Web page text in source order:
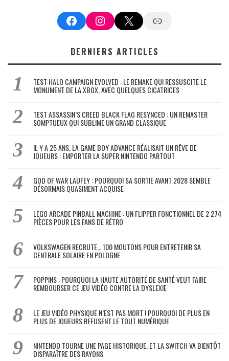
FacebookInstagram
X Google News
DERNIERS ARTICLES
TEST HALO CAMPAIGN EVOLVED : LE REMAKE QUI RESSUSCITE LE
MONUMENT DE LA XBOX, AVEC QUELQUES CICATRICES
TEST ASSASSIN’S CREED BLACK FLAG RESYNCED : UN REMASTER
SOMPTUEUX QUI SUBLIME UN GRAND CLASSIQUE
IL Y A 25 ANS, LA GAME BOY ADVANCE RÉALISAIT UN RÊVE DE
JOUEURS : EMPORTER LA SUPER NINTENDO PARTOUT
GOD OF WAR LAUFEY : POURQUOI SA SORTIE AVANT 2028 SEMBLE
DÉSORMAIS QUASIMENT ACQUISE
LEGO ARCADE PINBALL MACHINE : UN FLIPPER FONCTIONNEL DE 2 274
PIÈCES POUR LES FANS DE RÉTRO
VOLKSWAGEN RECRUTE… 100 MOUTONS POUR ENTRETENIR SA
CENTRALE SOLAIRE EN POLOGNE
POPPINS : POURQUOI LA HAUTE AUTORITÉ DE SANTÉ VEUT FAIRE
REMBOURSER CE JEU VIDÉO CONTRE LA DYSLEXIE
LE JEU VIDÉO PHYSIQUE N’EST PAS MORT ! POURQUOI DE PLUS EN
PLUS DE JOUEURS REFUSENT LE TOUT NUMÉRIQUE
NINTENDO TOURNE UNE PAGE HISTORIQUE, ET LA SWITCH VA BIENTÔT
DISPARAÎTRE DES RAYONS